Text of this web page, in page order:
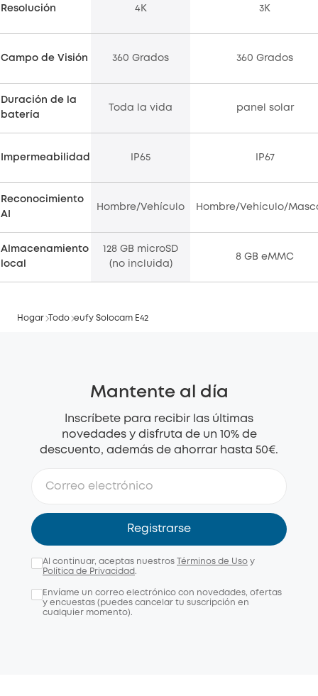
Resolución 4K 3K
Campo de Visión 360 Grados 360 Grados
Duración de la
batería
Toda la vida panel solar
Impermeabilidad IP65 IP67
Reconocimiento
AI
Hombre/Vehículo Hombre/Vehículo/
Almacenamiento
local
128 GB microSD
(no incluida)
8 GB eMMC
Hogar Todo eufy Solocam E42
Mantente al día
Inscríbete para recibir las últimas
novedades y disfruta de un 10% de
descuento, además de ahorrar hasta 50€.
Registrarse
Al continuar, aceptas nuestros Términos de Uso y
Política de Privacidad.
Envíame un correo electrónico con novedades, ofertas
y encuestas (puedes cancelar tu suscripción en
cualquier momento).